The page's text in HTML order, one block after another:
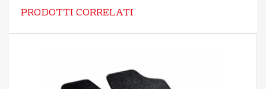
PRODOTTI CORRELATI